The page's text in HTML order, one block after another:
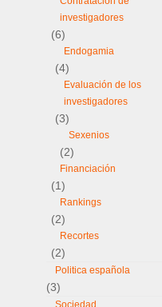
investigadores
(6)
Endogamia
(4)
Evaluación de los
investigadores
(3)
Sexenios
(2)
Financiación
(1)
Rankings
(2)
Recortes
(2)
Politica española
(3)
Sociedad